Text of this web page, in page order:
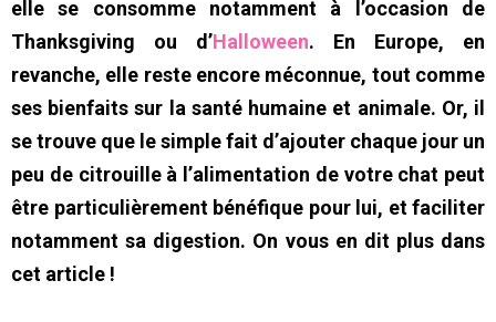
elle se consomme notamment à l’occasion de
Thanksgiving ou d’Halloween. En Europe, en
revanche, elle reste encore méconnue, tout comme
ses bienfaits sur la santé humaine et animale. Or, il
se trouve que le simple fait d’ajouter chaque jour un
peu de citrouille à l’alimentation de votre chat peut
être particulièrement bénéfique pour lui, et faciliter
notamment sa digestion. On vous en dit plus dans
cet article !